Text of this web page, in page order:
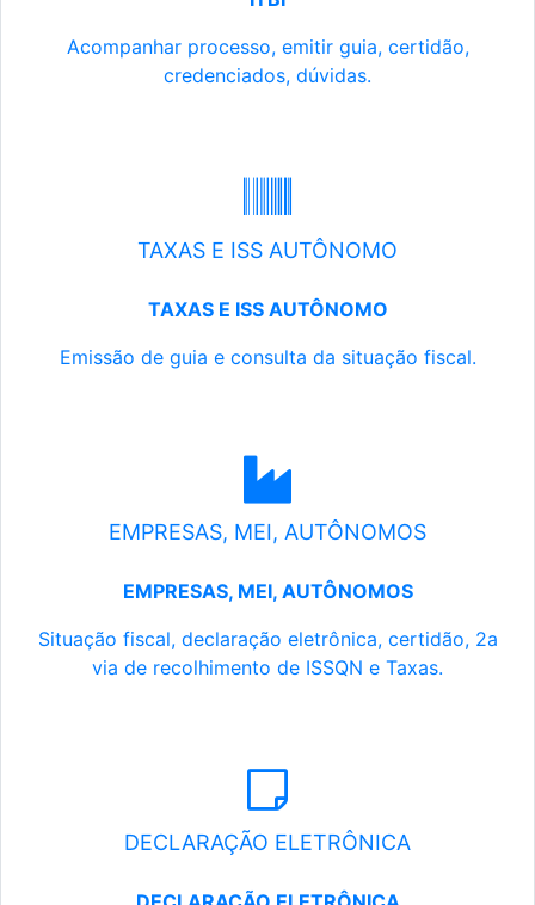
Acompanhar processo, emitir guia, certidão,
credenciados, dúvidas.
TAXAS E ISS AUTÔNOMO
TAXAS E ISS AUTÔNOMO
Emissão de guia e consulta da situação fiscal.
EMPRESAS, MEI, AUTÔNOMOS
EMPRESAS, MEI, AUTÔNOMOS
Situação fiscal, declaração eletrônica, certidão, 2a
via de recolhimento de ISSQN e Taxas.
DECLARAÇÃO ELETRÔNICA